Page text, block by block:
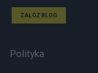
ZAŁÓŻ BLOG
Polityka